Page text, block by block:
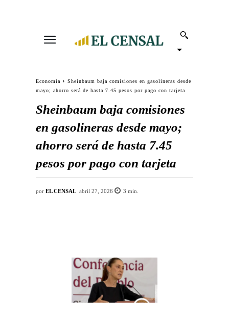
Economía
Sheinbaum baja comisiones en gasolineras desde
mayo; ahorro será de hasta 7.45 pesos por pago con tarjeta
Sheinbaum baja comisiones
en gasolineras desde mayo;
ahorro será de hasta 7.45
pesos por pago con tarjeta
por EL CENSAL abril 27, 2026 3 min.